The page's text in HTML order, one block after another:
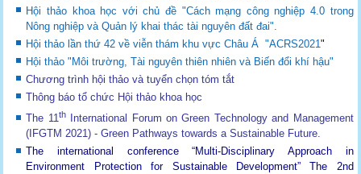
Hội thảo khoa học với chủ đề "Cách mạng công nghiệp 4.0 trong
Nông nghiệp và Quản lý khai thác tài nguyên đất đai".
Hội thảo lần thứ 42 về viễn thám khu vực Châu Á "ACRS2021"
Hội thảo "Môi trường, Tài nguyên thiên nhiên và Biến đổi khí hậu"
Chương trình hội thảo và tuyển chọn tóm tắt
Thông báo tổ chức Hội thảo khoa học
The 11thInternational Forum on Green Technology and Management
(IFGTM 2021) - Green Pathways towards a Sustainable Future.
The international conference “Multi-Disciplinary Approach in
Environment Protection for Sustainable Development”The 2nd